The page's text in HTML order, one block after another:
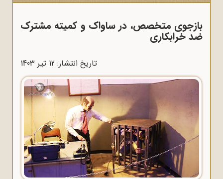
بازجوی متخصص، در ساواک و کمیته مشترک
ضد خرابکاری
تاریخ انتشار: 12 تير 1403